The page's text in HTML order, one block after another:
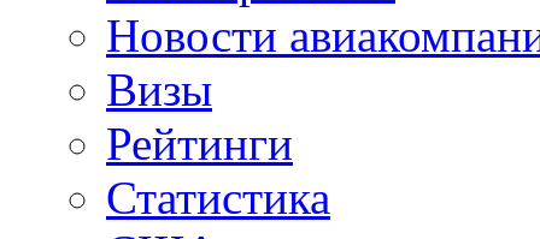
Новости
Визы
Рейтинги
Статистика